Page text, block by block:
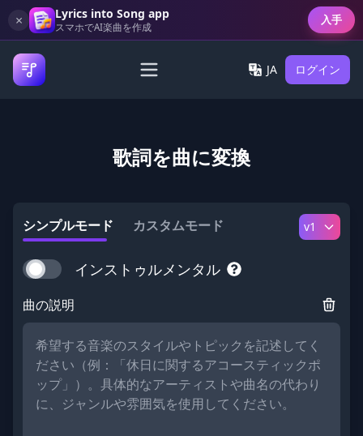
× Lyrics into Song app
スマホでAI楽曲を作成
入手
JA ログイン
歌詞を曲に変換
シンプルモード カスタムモード v1
インストゥルメンタル
曲の説明